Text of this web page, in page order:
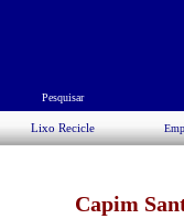
Pesquisar
Lixo Recicle
Capim